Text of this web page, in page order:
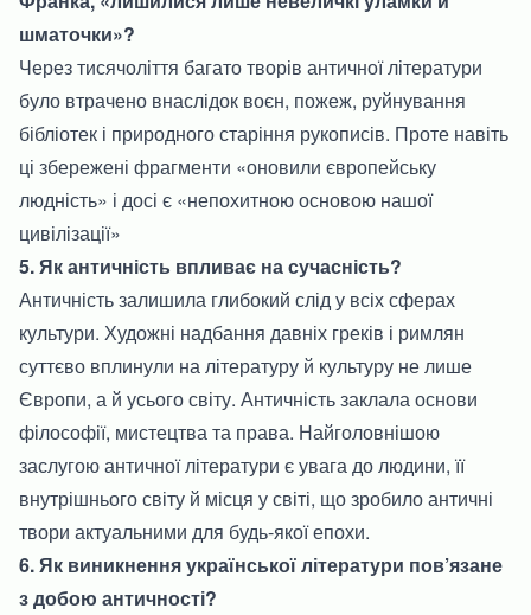
шматочки»?
Через тисячоліття багато творів античної літератури
було втрачено внаслідок воєн, пожеж, руйнування
бібліотек і природного старіння рукописів. Проте навіть
ці збережені фрагменти «оновили європейську
людність» і досі є «непохитною основою нашої
цивілізації»
5. Як античність впливає на сучасність?
Античність залишила глибокий слід у всіх сферах
культури. Художні надбання давніх греків і римлян
суттєво вплинули на літературу й культуру не лише
Європи, а й усього світу. Античність заклала основи
філософії, мистецтва та права. Найголовнішою
заслугою античної літератури є увага до людини, її
внутрішнього світу й місця у світі, що зробило античні
твори актуальними для будь-якої епохи.
6. Як виникнення української літератури пов’язане
з добою античності?